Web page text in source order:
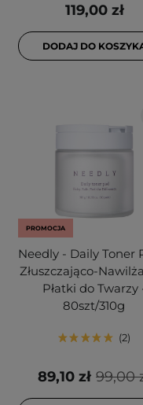
119,00 zł
DODAJ DO
PROMOCJA
Needly - Daily Toner
Złuszczająco-
Płatki do Twarzy
80szt/310g
2
99,00
89,10 zł